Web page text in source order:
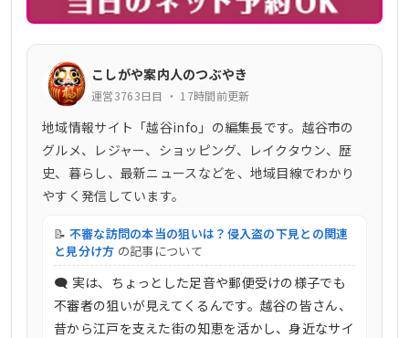
こしがや案内人のつぶやき
運営3763日目 ・ 17時間前更新
地域情報サイト「越谷info」の編集長です。越谷市の
グルメ、レジャー、ショッピング、レイクタウン、歴
史、暮らし、最新ニュースなどを、地域目線でわかり
やすく発信しています。
📝 不審な訪問の本当の狙いは？侵入盗の下見との関連
と見分け方 の記事について
🗨 実は、ちょっとした足音や郵便受けの様子でも
不審者の狙いが見えてくるんです。越谷の皆さん、
昔から江戸を支えた街の知恵を活かし、身近なサイ